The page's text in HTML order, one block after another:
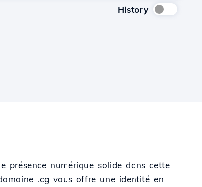
History
présence numérique solide dans cette
.cg vous offre une identité en